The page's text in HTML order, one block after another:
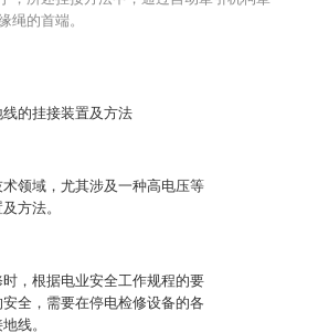
的挂接装置及方法
领域，尤其涉及一种高电压等
方法。
，根据电业安全工作规程的要
全，需要在停电检修设备的各
线。
绳的首端。